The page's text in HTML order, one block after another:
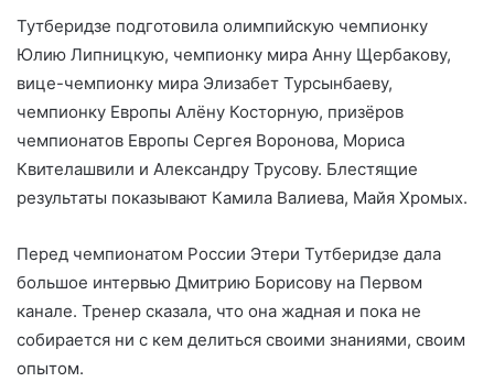
Тутберидзе подготовила олимпийскую чемпионку
Юлию Липницкую, чемпионку мира Анну Щербакову,
вице-чемпионку мира Элизабет Турсынбаеву,
чемпионку Европы Алёну Косторную, призёров
чемпионатов Европы Сергея Воронова, Мориса
Квителашвили и Александру Трусову. Блестящие
результаты показывают Камила Валиева, Майя Хромых.
Перед чемпионатом России Этери Тутберидзе дала
большое интервью Дмитрию Борисову на Первом
канале. Тренер сказала, что она жадная и пока не
собирается ни с кем делиться своими знаниями, своим
опытом.